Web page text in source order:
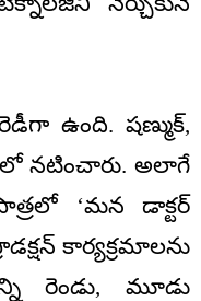
ఉంది. షణ్ముక్,
న‌టించారు. అలాగే
‘మ‌న డాక్ట‌ర్
కార్య‌క్ర‌మాల‌ను
రెండు, మూడు